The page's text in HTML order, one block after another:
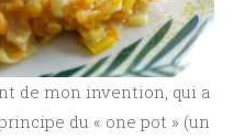
de mon invention, qui a
du « one pot » (un